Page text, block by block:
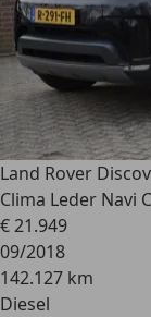
Land Rover
Clima Leder Navi C
€ 21.949
09/2018
142.127 km
Diesel